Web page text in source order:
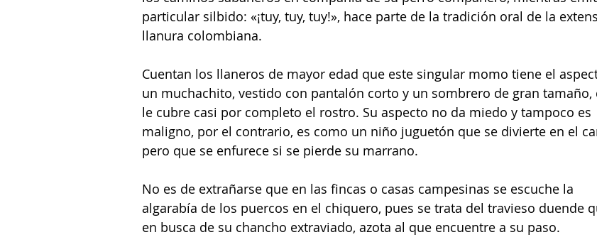
particular silbido: «¡tuy, tuy, tuy!», hace parte de la tradición oral de la
llanura colombiana.
Cuentan los llaneros de mayor edad que este singular momo tiene el
un muchachito, vestido con pantalón corto y un sombrero de gran tamaño,
le cubre casi por completo el rostro. Su aspecto no da miedo y tampoco es
maligno, por el contrario, es como un niño juguetón que se divierte en el
pero que se enfurece si se pierde su marrano.
No es de extrañarse que en las fincas o casas campesinas se escuche la
algarabía de los puercos en el chiquero, pues se trata del travieso duende
en busca de su chancho extraviado, azota al que encuentre a su paso.